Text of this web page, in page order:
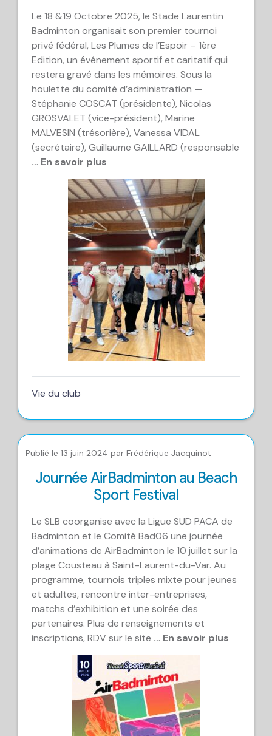
Le 18 &19 Octobre 2025, le Stade Laurentin
Badminton organisait son premier tournoi
privé fédéral, Les Plumes de l’Espoir – 1ère
Edition, un événement sportif et caritatif qui
restera gravé dans les mémoires. Sous la
houlette du comité d’administration —
Stéphanie COSCAT (présidente), Nicolas
GROSVALET (vice-président), Marine
MALVESIN (trésorière), Vanessa VIDAL
(secrétaire), Guillaume GAILLARD (responsable
… En savoir plus
Vie du club
Publié le 13 juin 2024 par Frédérique Jacquinot
Journée AirBadminton au Beach
Sport Festival
Le SLB coorganise avec la Ligue SUD PACA de
Badminton et le Comité Bad06 une journée
d’animations de AirBadminton le 10 juillet sur la
plage Cousteau à Saint-Laurent-du-Var. Au
programme, tournois triples mixte pour jeunes
et adultes, rencontre inter-entreprises,
matchs d’exhibition et une soirée des
partenaires. Plus de renseignements et
inscriptions, RDV sur le site … En savoir plus